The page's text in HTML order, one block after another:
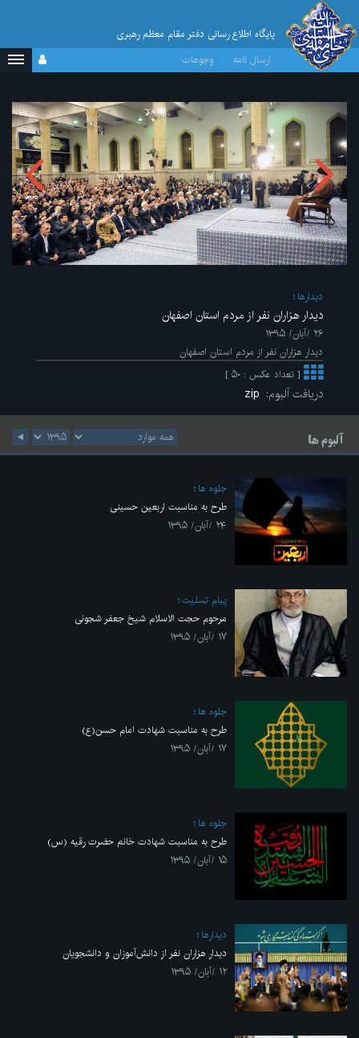
پایگاه اطلاع رسانی دفتر مقام معظم رهبری
ارسال نامه
وجوهات
ديدارها
دیدار هزاران نفر از مردم استان اصفهان
۲۶ /آبان/ ۱۳۹۵
دیدار هزاران نفر از مردم استان اصفهان
[ تعداد عکس : ۵۰ ]
دریافت آلبوم:
آلبوم ها
جلوه ها
طرح به مناسبت اربعین حسینی
۲۴ /آبان/ ۱۳۹۵
پیام تسلیت
مرحوم حجت الاسلام شیخ جعفر شجونی
۱۷ /آبان/ ۱۳۹۵
جلوه ها
طرح به مناسبت شهادت امام حسن(ع)
۱۷ /آبان/ ۱۳۹۵
جلوه ها
طرح به مناسبت شهادت خانم حضرت رقیه (س)
۱۵ /آبان/ ۱۳۹۵
ديدارها
دیدار هزاران نفر از دانش‌آموزان و دانشجویان
۱۲ /آبان/ ۱۳۹۵